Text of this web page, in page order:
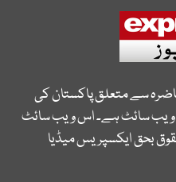
سے متعلق پاکستان کی
ویب سائٹ ہے۔ اس ویب سائٹ
بحق ایکسپریس میڈیا